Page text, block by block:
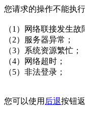
您请求的操作不能执
（1）网络联接发生故
（2）服务器异常；
（3）系统资源繁忙；
（4）网络超时；
（5）非法登录；
您可以使用 后退按钮